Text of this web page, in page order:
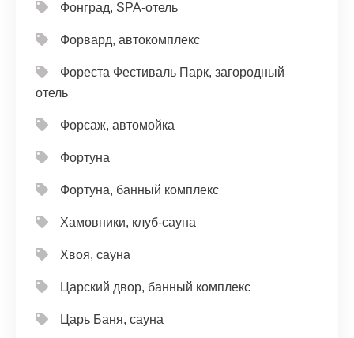
Фонград, SPA-отель
Форвард, автокомплекс
Фореста Фестиваль Парк, загородный
отель
Форсаж, автомойка
Фортуна
Фортуна, банный комплекс
Хамовники, клуб-сауна
Хвоя, сауна
Царский двор, банный комплекс
Царь Баня, сауна